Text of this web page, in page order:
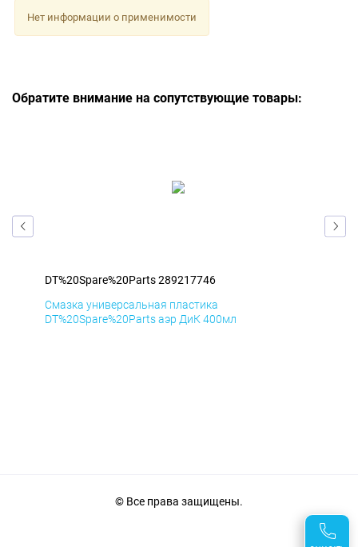
Нет информации о применимости
Обратите внимание на сопутствующие товары:
DT%20Spare%20Parts 289217746
Смазка универсальная пластика
DT%20Spare%20Parts аэр ДиК 400мл
© Все права защищены.